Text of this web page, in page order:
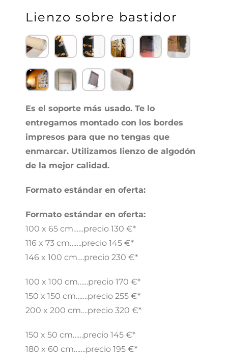
Lienzo sobre bastidor​
Es el soporte más usado. Te lo
entregamos montado con los bordes
impresos para que no tengas que
enmarcar. Utilizamos lienzo de algodón
de la mejor calidad.
Formato estándar en oferta:
Formato estándar en oferta:
100 x 65 cm……precio 130 €*
116 x 73 cm…….precio 145 €*
146 x 100 cm….precio 230 €*
100 x 100 cm……precio 170 €*
150 x 150 cm…….precio 255 €*
200 x 200 cm….precio 320 €*
150 x 50 cm……precio 145 €*
180 x 60 cm…….precio 195 €*